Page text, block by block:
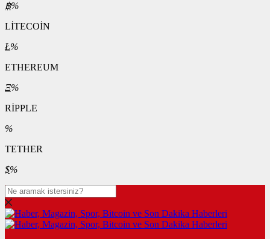
฿%
LİTECOİN
Ł%
ETHEREUM
Ξ%
RİPPLE
%
TETHER
$%